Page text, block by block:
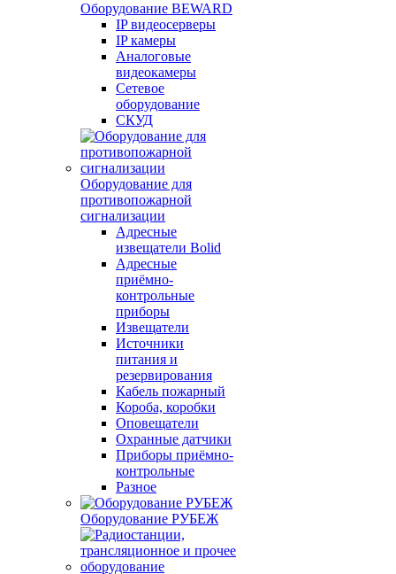
Оборудование BEWARD
IP видеосерверы
IP камеры
Аналоговые
видеокамеры
Сетевое
оборудование
СКУД
Оборудование для
противопожарной
сигнализации
Адресные
извещатели Bolid
Адресные
приёмно-
контрольные
приборы
Извещатели
Источники
питания и
резервирования
Кабель пожарный
Короба, коробки
Оповещатели
Охранные датчики
Приборы приёмно-
контрольные
Разное
Оборудование РУБЕЖ